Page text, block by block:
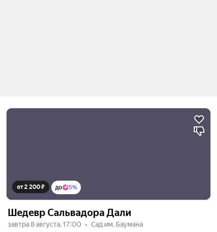
от 2 200 ₽ до 5%
Шедевр Сальвадора Дали
завтра 8 августа, 17:00 Сад им. Баумана